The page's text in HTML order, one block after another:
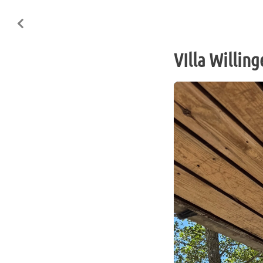
VIlla